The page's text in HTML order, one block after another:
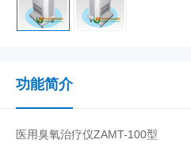
功能简介
医用臭氧治疗仪ZAMT-100型